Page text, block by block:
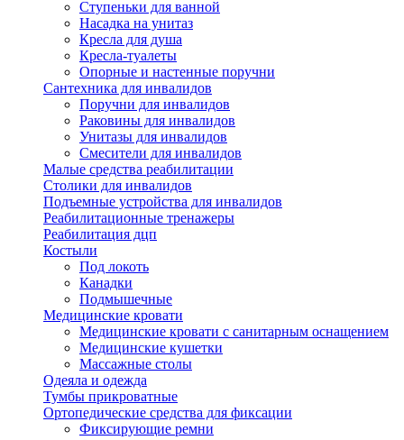
Ступеньки для ванной
Насадка на унитаз
Кресла для душа
Кресла-туалеты
Опорные и настенные поручни
Сантехника для инвалидов
Поручни для инвалидов
Раковины для инвалидов
Унитазы для инвалидов
Смесители для инвалидов
Малые средства реабилитации
Столики для инвалидов
Подъемные устройства для инвалидов
Реабилитационные тренажеры
Реабилитация дцп
Костыли
Под локоть
Канадки
Подмышечные
Медицинские кровати
Медицинские кровати с санитарным оснащением
Медицинские кушетки
Массажные столы
Одеяла и одежда
Тумбы прикроватные
Ортопедические средства для фиксации
Фиксирующие ремни